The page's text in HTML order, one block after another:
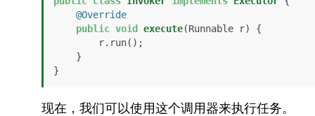
@Override
public void execute(Runnable r)
{
}
现在，我们可以使用这个调用器来执行任务。